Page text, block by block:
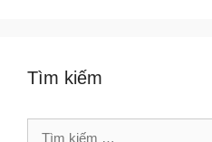
Tìm kiếm